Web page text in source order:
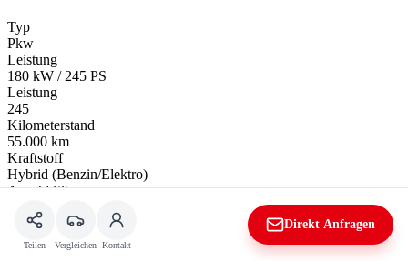
Typ
Pkw
Leistung
180 kW / 245 PS
Leistung
245
Kilometerstand
55.000 km
Kraftstoff
Hybrid (Benzin/Elektro)
Anzahl Sitze
Anzahl Türen
4/5Teilen Vergleichen Kontakt
Direkt Anfragen